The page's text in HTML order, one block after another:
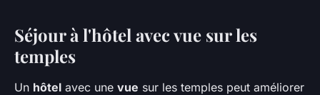
Séjour à l'hôtel avec vue sur les
temples
Un hôtel avec une vue sur les temples peut améliorer